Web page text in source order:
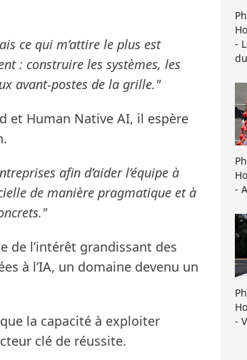
ce qui m’attire le plus est
: construire les systèmes, les
avant-postes de la grille."
et Human Native AI, il espère
afin d’aider l’équipe à
de manière pragmatique et à
de l’intérêt grandissant des
à l’IA, un domaine devenu un
la capacité à exploiter
clé de réussite.
-
-
-